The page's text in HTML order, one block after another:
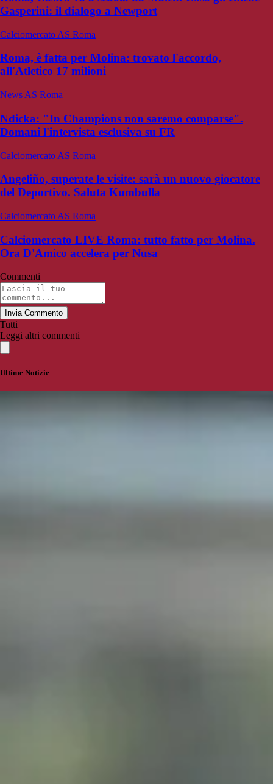
Gasperini: il dialogo a Newport
Calciomercato AS Roma
Roma, è fatta per Molina: trovato l'accordo,
all'Atletico 17 milioni
News AS Roma
Ndicka: "In Champions non saremo comparse".
Domani l'intervista esclusiva su FR
Calciomercato AS Roma
Angeliño, superate le visite: sarà un nuovo giocatore
del Deportivo. Saluta Kumbulla
Calciomercato AS Roma
Calciomercato LIVE Roma: tutto fatto per Molina.
Ora D'Amico accelera per Nusa
Commenti
Invia Commento
Tutti
Leggi altri commenti
Ultime Notizie